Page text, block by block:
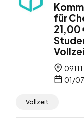
für
21,00
01/
Vollzeit